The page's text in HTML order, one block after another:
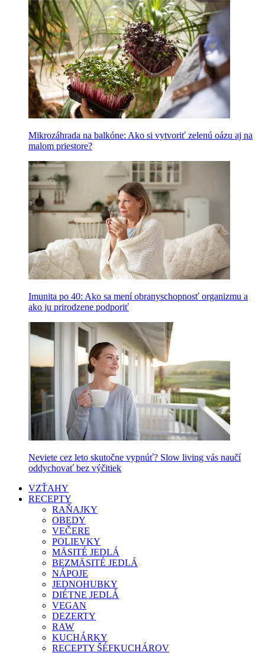
Mikrozáhrada na balkóne: Ako si vytvoriť zelenú oázu aj na
malom priestore?
Imunita po 40: Ako sa mení obranyschopnosť organizmu a
ako ju prirodzene podporiť
Neviete cez leto skutočne vypnúť? Slow living vás naučí
oddychovať bez výčitiek
VZŤAHY
RECEPTY
RAŇAJKY
OBEDY
VEČERE
POLIEVKY
MÄSITÉ JEDLÁ
BEZMÄSITÉ JEDLÁ
NÁPOJE
JEDNOHUBKY
DIÉTNE JEDLÁ
VEGAN
DEZERTY
RAW
KUCHÁRKY
RECEPTY ŠÉFKUCHÁROV